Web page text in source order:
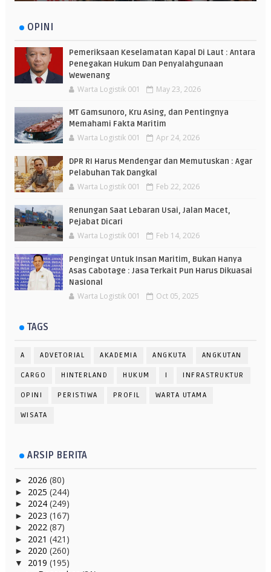
OPINI
Pemeriksaan Keselamatan Kapal Di Laut : Antara
Penegakan Hukum Dan Penyalahgunaan
Wewenang
Warta Logistik 001 May 23, 2026
MT Gamsunoro, Kru Asing, dan Pentingnya
Memahami Fakta Maritim
Warta Logistik 001 Apr 24, 2026
DPR RI Harus Mendengar dan Memutuskan : Agar
Pelabuhan Tak Dangkal
Warta Logistik 001 Feb 22, 2026
Renungan Saat Lebaran Usai, Jalan Macet,
Pejabat Dicari
Warta Logistik 001 Feb 14, 2026
Pengingat Untuk Insan Maritim, Bukan Hanya
Asas Cabotage : Jasa Terkait Pun Harus Dikuasai
Nasional
Warta Logistik 001 Oct 05, 2025
TAGS
A ADVETORIAL AKADEMIA ANGKUTA ANGKUTAN
CARGO HINTERLAND HUKUM I INFRASTRUKTUR
OPINI PERISTIWA PROFIL WARTA UTAMA
WISATA
ARSIP BERITA
► 2026 (80)
► 2025 (244)
► 2024 (249)
► 2023 (167)
► 2022 (87)
► 2021 (421)
► 2020 (260)
▼ 2019 (195)